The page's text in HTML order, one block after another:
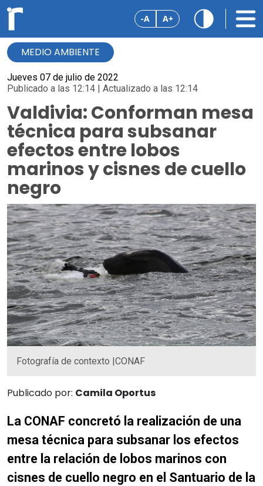
-A A+
MEDIO AMBIENTE
Jueves 07 de julio de 2022
Publicado a las 12:14 | Actualizado a las 12:14
Valdivia: Conforman mesa
técnica para subsanar
efectos entre lobos
marinos y cisnes de cuello
negro
Fotografía de contexto |CONAF
Publicado por: Camila Oportus
La CONAF concretó la realización de una
mesa técnica para subsanar los efectos
entre la relación de lobos marinos con
cisnes de cuello negro en el Santuario de la